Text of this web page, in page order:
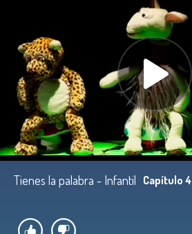
Tienes la palabra - Infantil Capítulo 4